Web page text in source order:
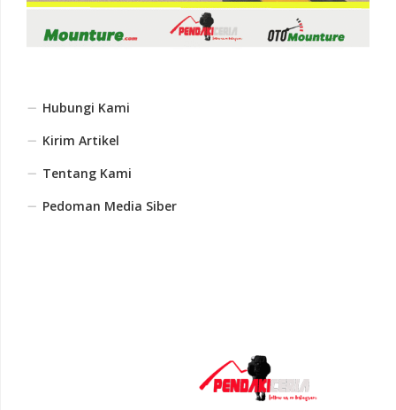
Hubungi Kami
Kirim Artikel
Tentang Kami
Pedoman Media Siber